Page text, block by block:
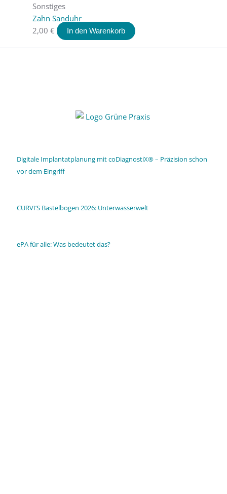
Sonstiges
Zahn Sanduhr
2,00 € In den Warenkorb
Digitale Implantatplanung mit coDiagnostiX® – Präzision schon
vor dem Eingriff
CURVI’S Bastelbogen 2026: Unterwasserwelt
ePA für alle: Was bedeutet das?